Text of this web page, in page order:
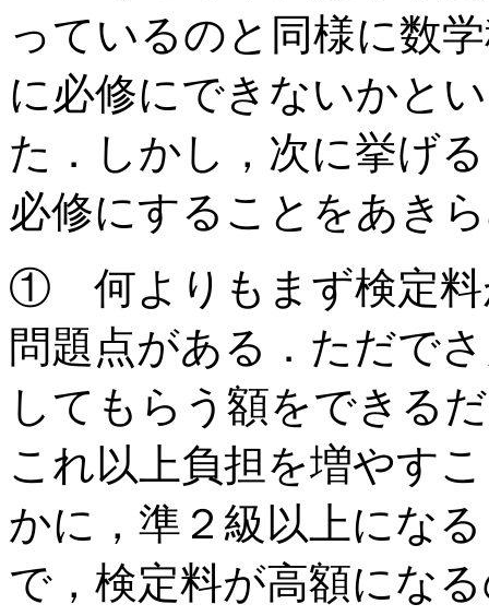
っているのと同様に数
に必修にできないかと
た．しかし，次に挙げ
必修にすることをあき
① 何よりもまず検定料
問題点がある．ただで
してもらう額をできる
これ以上負担を増やす
かに，準２級以上にな
で，検定料が高額にな